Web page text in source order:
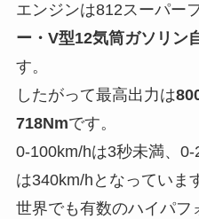
エンジンは812スーパー
ー・V型12気筒ガソリン
す。
したがって最高出力は
718Nmです。
0-100km/hは3秒未満、
は340km/hとなっていま
世界でも有数のハイパフ